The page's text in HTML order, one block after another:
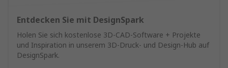
Entdecken Sie mit DesignSpark
Holen Sie sich kostenlose 3D-CAD-Software + Projekte
und Inspiration in unserem 3D-Druck- und Design-Hub auf
DesignSpark.